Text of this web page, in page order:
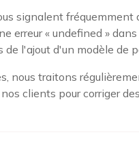
signalent fréquemment
erreur « undefined » dans
de l'ajout d'un modèle de
nous traitons
clients pour corriger